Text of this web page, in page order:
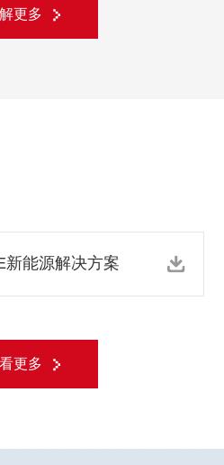
更多
新能源解决方案
更多